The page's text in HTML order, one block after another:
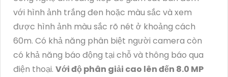
với hình ảnh trắng đen hoặc màu sắc và xem
được hình ảnh màu sắc rõ nét ở khoảng cách
60m. Có khả năng phân biệt người camera còn
có khả năng báo động tại chỗ và thông báo qua
điện thoại. Với độ phân giải cao lên đến 8.0 MP